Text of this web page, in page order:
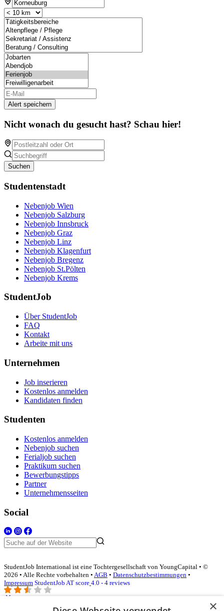
Alert speichern
Nicht wonach du gesucht hast? Schau hier!
Suchen
Studentenstadt
Nebenjob Wien
Nebenjob Salzburg
Nebenjob Innsbruck
Nebenjob Graz
Nebenjob Linz
Nebenjob Klagenfurt
Nebenjob Bregenz
Nebenjob St.Pölten
Nebenjob Krems
StudentJob
Über StudentJob
FAQ
Kontakt
Arbeite mit uns
Unternehmen
Job inserieren
Kostenlos anmelden
Kandidaten finden
Studenten
Kostenlos anmelden
Nebenjob suchen
Ferialjob suchen
Praktikum suchen
Bewerbungstipps
Partner
Unternehmensseiten
Social
StudentJob International ist eine Tochtergesellschaft von YoungCapital • ©
2026 • Alle Rechte vorbehalten • AGB • Datenschutzbestimmungen •
Impressum StudentJob AT score 4.0 - 4 reviews
×